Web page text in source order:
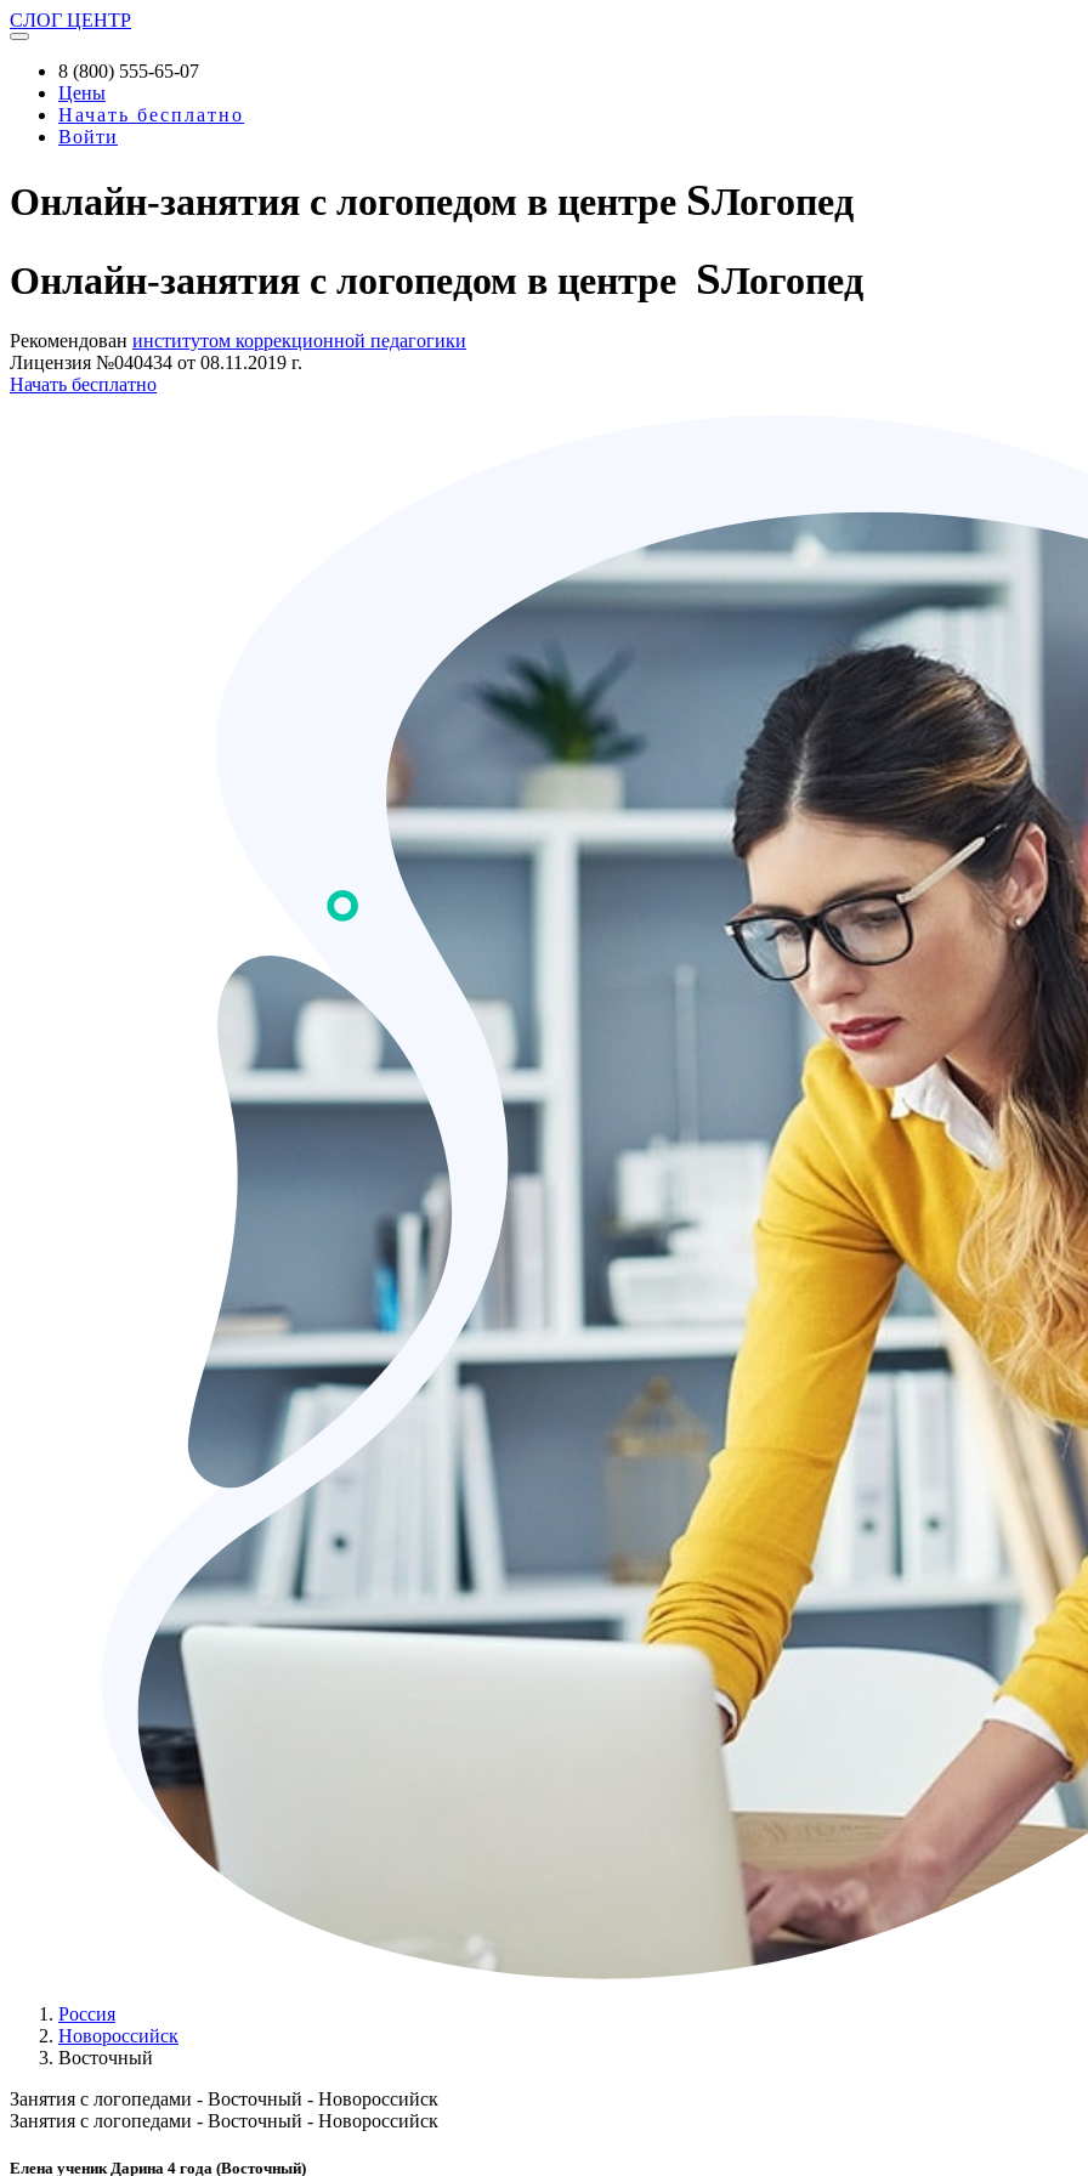
СЛОГ ЦЕНТР
8 (800) 555-65-07
Цены
Начать бесплатно
Войти
Онлайн-занятия с логопедом в центре SЛогопед
Онлайн-занятия с логопедом в центре SЛогопед
Рекомендован институтом коррекционной педагогики
Лицензия №040434 от 08.11.2019 г.
Начать бесплатно
Россия
Новороссийск
Восточный
Занятия с логопедами - Восточный - Новороссийск
Занятия с логопедами - Восточный - Новороссийск
Елена ученик Дарина 4 года (Восточный)